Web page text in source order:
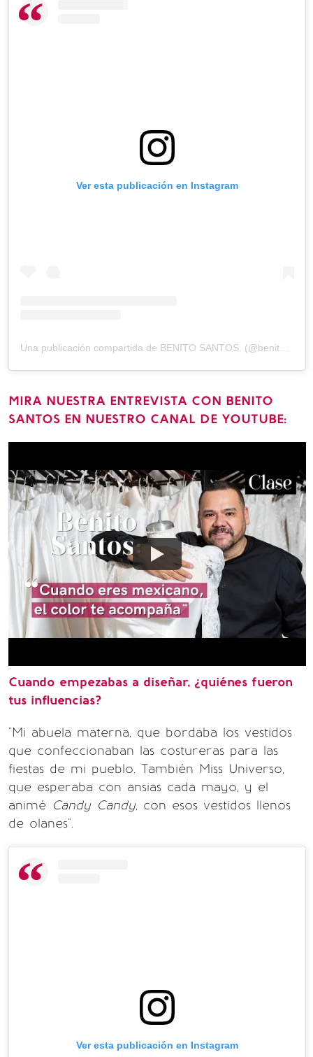
Ver esta publicación en Instagram
Una publicación compartida de BENITO SANTOS. (@benitosantosoficial)
MIRA NUESTRA ENTREVISTA CON BENITO
SANTOS EN NUESTRO CANAL DE YOUTUBE:
Cuando empezabas a diseñar, ¿quiénes fueron
tus influencias?
"Mi abuela materna, que bordaba los vestidos
que confeccionaban las costureras para las
fiestas de mi pueblo. También Miss Universo,
que esperaba con ansias cada mayo, y el
animé Candy Candy, con esos vestidos llenos
de olanes".
Ver esta publicación en Instagram